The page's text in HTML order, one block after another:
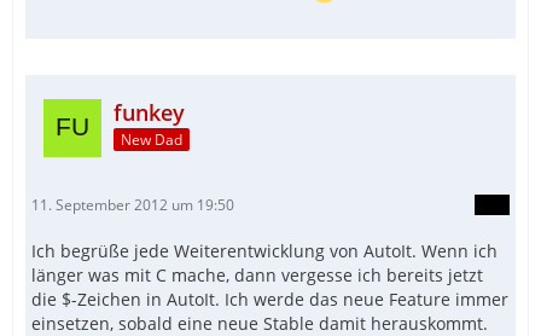
funkey
New Dad
11. September 2012 um 19:50
Ich begrüße jede Weiterentwicklung von AutoIt. Wenn ich
länger was mit C mache, dann vergesse ich bereits jetzt
die $-Zeichen in AutoIt. Ich werde das neue Feature immer
einsetzen, sobald eine neue Stable damit herauskommt.